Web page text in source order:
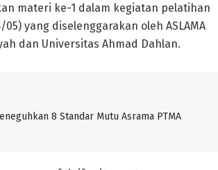
materi ke-1 dalam kegiatan pelatihan
yang diselenggarakan oleh ASLAMA
dan Universitas Ahmad Dahlan.
8 Standar Mutu Asrama PTMA